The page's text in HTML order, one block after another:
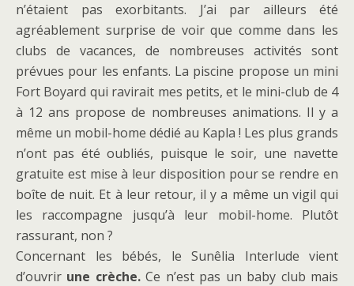
n’étaient pas exorbitants. J’ai par ailleurs été
agréablement surprise de voir que comme dans les
clubs de vacances, de nombreuses activités sont
prévues pour les enfants. La piscine propose un mini
Fort Boyard qui ravirait mes petits, et le mini-club de 4
à 12 ans propose de nombreuses animations. Il y a
même un mobil-home dédié au Kapla ! Les plus grands
n’ont pas été oubliés, puisque le soir, une navette
gratuite est mise à leur disposition pour se rendre en
boîte de nuit. Et à leur retour, il y a même un vigil qui
les raccompagne jusqu’à leur mobil-home. Plutôt
rassurant, non ?
Concernant les bébés, le Sunêlia Interlude vient
d’ouvrir une crèche.Ce n’est pas un baby club mais